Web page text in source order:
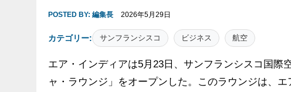
POSTED BY: 編集長 2026年5月29日
カテゴリー: サンフランシスコ ビジネス 航空
エア・インディアは5月23日、サンフランシスコ国際
ャ・ラウンジ」をオープンした。このラウンジは、